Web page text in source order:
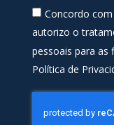
Concordo
autorizo o
pessoais para as
Política de